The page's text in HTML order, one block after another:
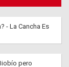
- La Cancha Es
pero